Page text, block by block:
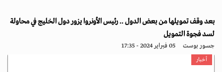
بعد وقف تمويلها من بعض الدول .. رئيس الأونروا يزور دول الخليج في محاولة
لسد فجوة التمويل
جسور بوست 05 فبراير 2024 - 17:35
أخبار